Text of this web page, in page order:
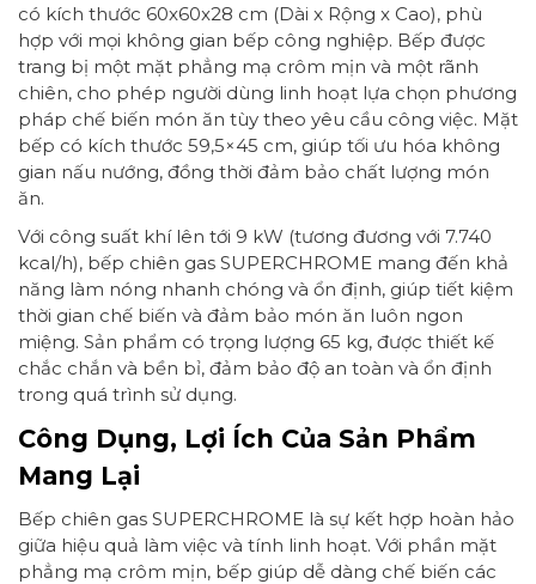
có kích thước 60x60x28 cm (Dài x Rộng x Cao), phù
hợp với mọi không gian bếp công nghiệp. Bếp được
trang bị một mặt phẳng mạ crôm mịn và một rãnh
chiên, cho phép người dùng linh hoạt lựa chọn phương
pháp chế biến món ăn tùy theo yêu cầu công việc. Mặt
bếp có kích thước 59,5×45 cm, giúp tối ưu hóa không
gian nấu nướng, đồng thời đảm bảo chất lượng món
ăn.
Với công suất khí lên tới 9 kW (tương đương với 7.740
kcal/h), bếp chiên gas SUPERCHROME mang đến khả
năng làm nóng nhanh chóng và ổn định, giúp tiết kiệm
thời gian chế biến và đảm bảo món ăn luôn ngon
miệng. Sản phẩm có trọng lượng 65 kg, được thiết kế
chắc chắn và bền bỉ, đảm bảo độ an toàn và ổn định
trong quá trình sử dụng.
Công Dụng, Lợi Ích Của Sản Phẩm
Mang Lại
Bếp chiên gas SUPERCHROME là sự kết hợp hoàn hảo
giữa hiệu quả làm việc và tính linh hoạt. Với phần mặt
phẳng mạ crôm mịn, bếp giúp dễ dàng chế biến các